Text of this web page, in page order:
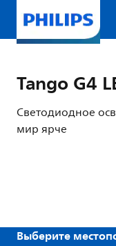
Tango G4
Светодиодное
мир ярче
Выберите